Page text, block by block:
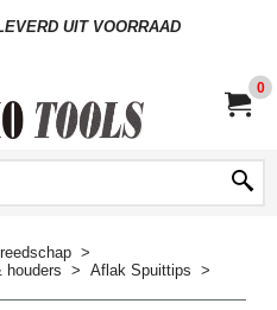
UIT VOORRAAD
0
>
houders > Aflak Spuittips >